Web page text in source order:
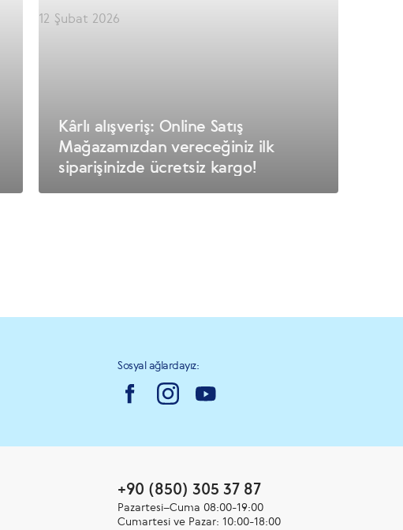
Kârlı alışveriş: Online Satış
Mağazamızdan vereceğiniz ilk
siparişinizde ücretsiz kargo!
12 Şubat 2026
Sosyal ağlardayız:
+90 (850) 305 37 87
Pazartesi–Cuma 08:00-19:00
Cumartesi ve Pazar: 10:00-18:00